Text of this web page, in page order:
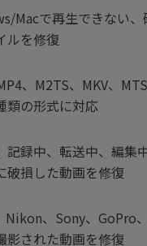
Macで再生できない、
ルを修復
、M2TS、MKV、
類の形式に対応
記録中、転送中、編集
破損した動画を修復
Nikon、Sony、GoPro
影された動画を修復